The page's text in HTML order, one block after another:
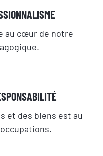
au cœur de notre
et des biens est au